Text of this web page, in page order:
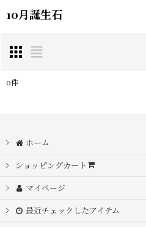
10月誕生石
並び順:
0件
ホーム
ショッピングカート
マイページ
最近チェックしたアイテム